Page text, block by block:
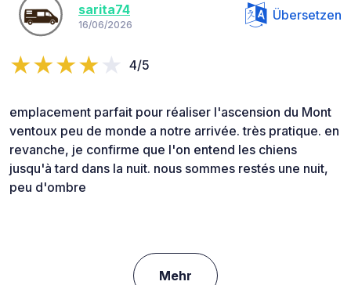
sarita74
16/06/2026
Übersetzen
4/5
emplacement parfait pour réaliser l'ascension du Mont
ventoux peu de monde a notre arrivée. très pratique. en
revanche, je confirme que l'on entend les chiens
jusqu'à tard dans la nuit. nous sommes restés une nuit,
peu d'ombre
Mehr